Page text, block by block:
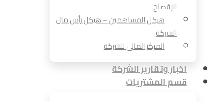
الإفصاح
هيكل المساهمين – هيكل رأس مال
الشركة
المركز المالى للشركة
اخبار وتقارير الشركة
قسم المشتريات